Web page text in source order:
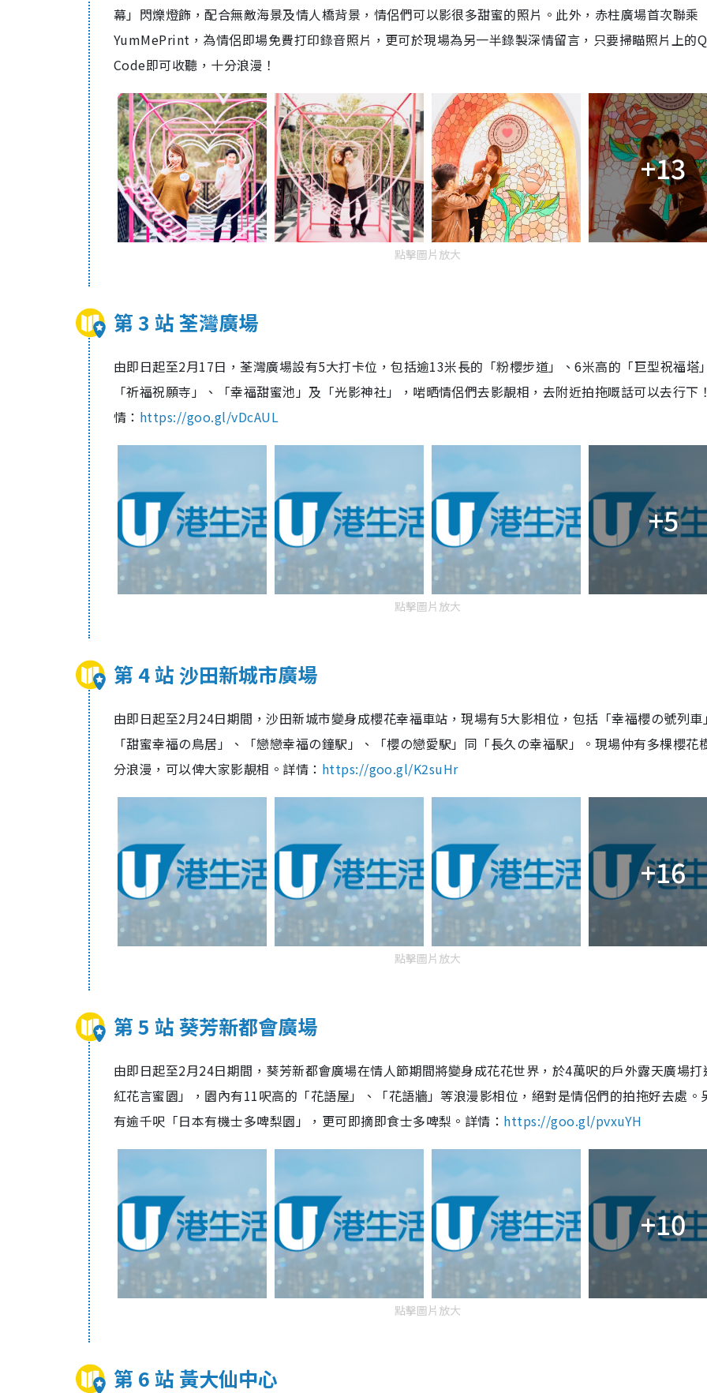
幕」閃爍燈飾，配合無敵海景及情人橋背景，情侶們可以影很多甜蜜的照片。此外，赤柱廣場首次聯乘
YumMePrint，為情侶即場免費打印錄音照片，更可於現場為另一半錄製深情留言，只要掃瞄照片上的
Code即可收聽，十分浪漫！
+13
點擊圖片放大
第 3 站 荃灣廣場
由即日起至2月17日，荃灣廣場設有5大打卡位，包括逾13米長的「粉櫻步道」、6米高的「巨型祝福塔
「祈福祝願寺」、「幸福甜蜜池」及「光影神社」，啱晒情侶們去影靚相，去附近拍拖嘅話可以去行下
情： https://goo.gl/vDcAUL
+5
點擊圖片放大
第 4 站 沙田新城市廣場
由即日起至2月24日期間，沙田新城市變身成櫻花幸福車站，現場有5大影相位，包括「幸福櫻の號列車
「甜蜜幸福の鳥居」、「戀戀幸福の鐘駅」、「櫻の戀愛駅」同「長久の幸福駅」。現場仲有多棵櫻花
分浪漫，可以俾大家影靚相。詳情： https://goo.gl/K2suHr
+16
點擊圖片放大
第 5 站 葵芳新都會廣場
由即日起至2月24日期間，葵芳新都會廣場在情人節期間將變身成花花世界，於4萬呎的戶外露天廣場打
紅花言蜜園」，園內有11呎高的「花語屋」、「花語牆」等浪漫影相位，絕對是情侶們的拍拖好去處。
有逾千呎「日本有機士多啤梨園」，更可即摘即食士多啤梨。詳情： https://goo.gl/pvxuYH
+10
點擊圖片放大
第 6 站 黃大仙中心